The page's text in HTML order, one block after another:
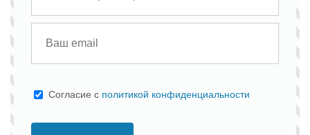
Cогласие с политикой конфиденциальности